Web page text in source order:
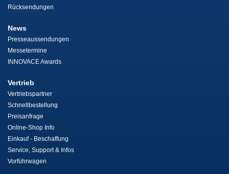
Rücksendungen
News
Presseaussendungen
Messetermine
INNOVACE Awards
Vertrieb
Vertriebspartner
Schnellbestellung
Preisanfrage
Online-Shop Info
Einkauf - Beschaffung
Service, Support & Infos
Vorführwagen